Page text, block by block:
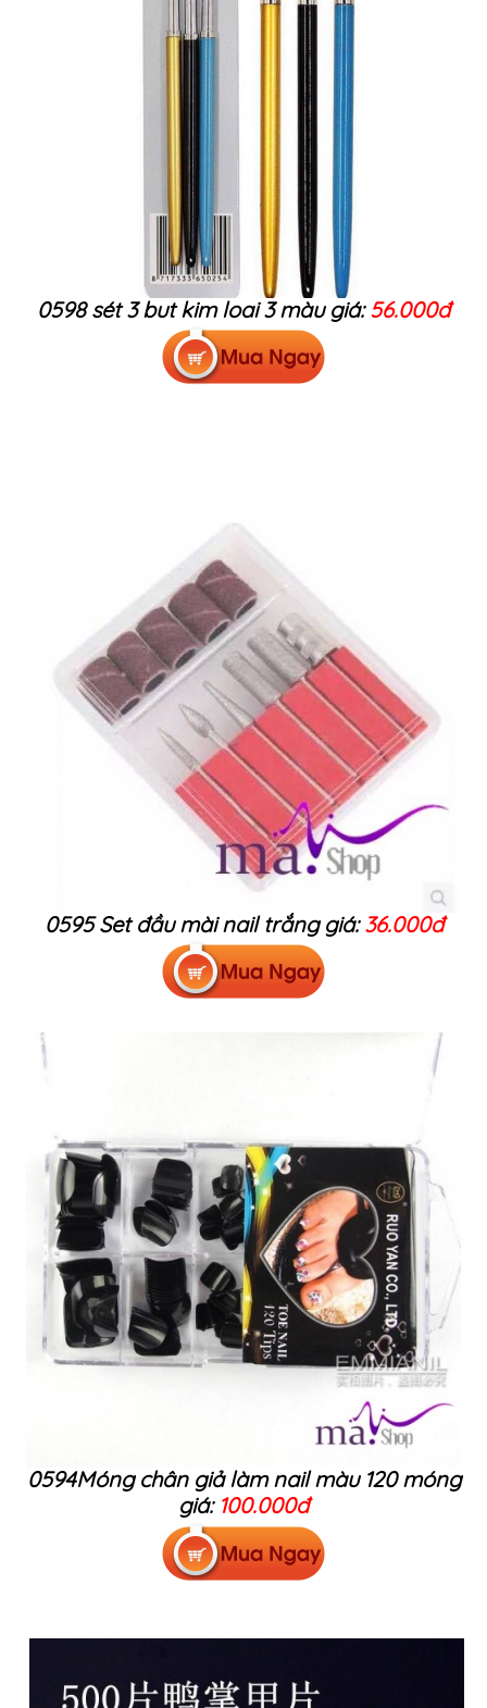
0598 sét 3 but kim loai 3 màu giá:56.000đ
0595 Set đầu mài nail trắng giá:36.000đ
0594Móng chân giả làm nail màu 120 móng
giá: 100.000đ